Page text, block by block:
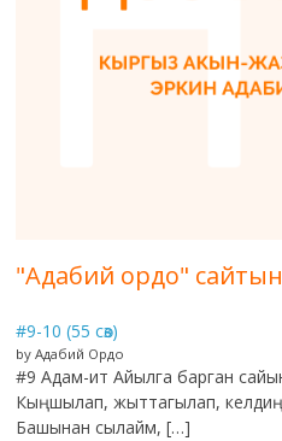
"Адабий ордо"
#9-10 (55 сөз)
by Адабий Ордо
#9 Адам-ит Айылга барган
Кыңшылап, жыттагылап,
Башынан сылайм, […]